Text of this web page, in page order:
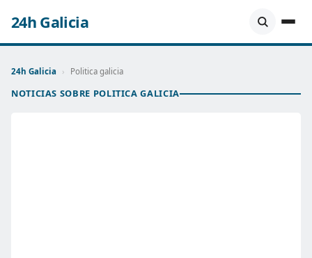
24h Galicia
24h Galicia › Politica galicia
NOTICIAS SOBRE POLITICA GALICIA